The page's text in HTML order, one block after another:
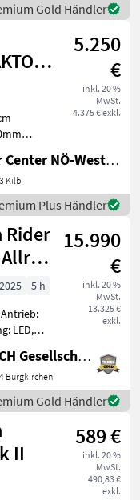
Gold Händler
5.250
€
inkl. 20 %
MwSt.
4.375 € exkl.
und
Steyr Center NÖ-West - Standort Kilb
Kilb
Plus Händler
Rider
Allrad
15.990
€
inkl. 20 %
MwSt.
13.325 €
exkl.
5 h
LED,
MAUCH Gesellschaft m.b.H. & Co.KG
Burgkirchen
Gold Händler
II
589 €
inkl. 20 %
MwSt.
490,83 €
exkl.